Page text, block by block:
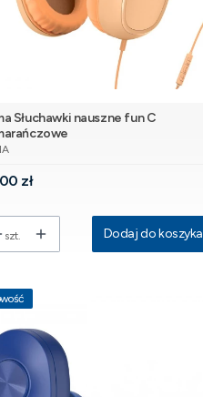
Słuchawki nauszne fun C
zł
szt. Dodaj do koszyka